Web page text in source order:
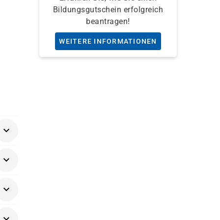
Bildungsgutschein erfolgreich
beantragen!
WEITERE INFORMATIONEN